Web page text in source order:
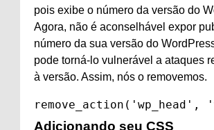
pois exibe o número da versão do
Agora, não é aconselhável expor
número da sua versão do
pode torná-lo vulnerável a ataques
à versão. Assim, nós o removemos.
remove_action('wp_head',
Adicionando seu CSS